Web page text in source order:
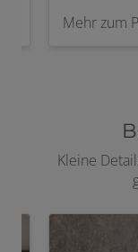
Mehr zum
Kleine